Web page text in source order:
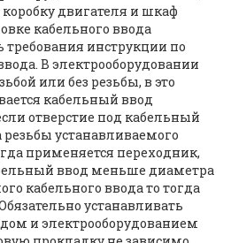
двигателя и шкаф
кабельного ввода
инструкции по
В электрооборудовании
или без резьбы, в это
кабельный ввод
отверстие под кабельный
устанавливаемого
применяется переходник,
ввод меньше диаметра
кабельного ввода то тогда
устанавливать
и электрооборудованием